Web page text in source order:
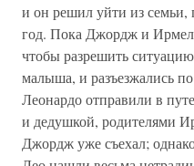
и он решил уйти из
год. Пока Джордж и
чтобы разрешить
малыша, и разъезжались
Леонардо отправили в
и дедушкой, родителями
Джордж уже съехал;